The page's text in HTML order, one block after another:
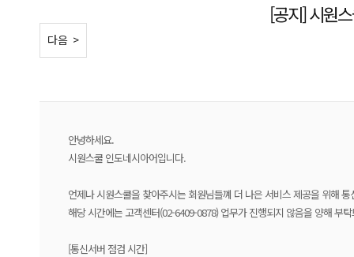
[공지] 시원
< 이전
다음 >
안녕하세요.
시원스쿨 인도네시아어입니다.
언제나 시원스쿨을 찾아주시는 회원님들꼐 더 나은 서비스 제공을 위해
해당 시간에는 고객센터(02-6409-0878) 업무가 진행되지 않음을 양해 부
[통신서버 점검 시간]